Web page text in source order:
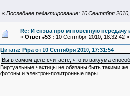
« Последнее редактирование: 10 Сентября
Re: И снова про мгновенную
« Ответ #53 : 10 Сентября 2010, 18:32:42 »
Цитата: Pipa от 10 Сентября 2010, 17:31:54
Вы в самом деле считаете, что из вакуума
Виртуальные частицы не обязаны быть такими
фотоны и электрон-позитронные пары.